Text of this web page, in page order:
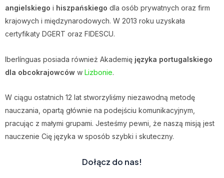
angielskiego i hiszpańskiego dla osób prywatnych oraz firm
krajowych i międzynarodowych. W 2013 roku uzyskała
certyfikaty DGERT oraz FIDESCU.
Iberlínguas posiada również Akademię języka portugalskiego
dla obcokrajowców w Lizbonie.
W ciągu ostatnich 12 lat stworzyliśmy niezawodną metodę
nauczania, opartą głównie na podejściu komunikacyjnym,
pracując z małymi grupami. Jesteśmy pewni, że naszą misją jest
nauczenie Cię języka w sposób szybki i skuteczny.
Dołącz do nas!